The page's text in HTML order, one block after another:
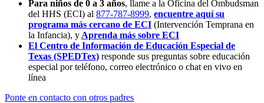
Para niños de 0 a 3 años, llame a la Oficina del Ombudsman
del HHS (ECI) al 877-787-8999, encuentre aquí su
programa más cercano de ECI (Intervención Temprana en
la Infancia), y Aprenda más sobre ECI
El Centro de Información de Educación Especial de
Texas (SPEDTex) responde sus preguntas sobre educación
especial por teléfono, correo electrónico o chat en vivo en
línea
Ponte en contacto con otros padres